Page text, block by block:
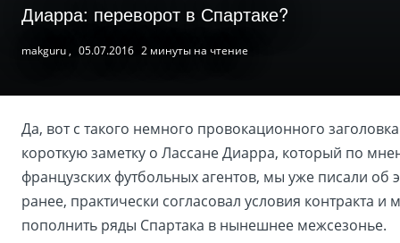
Диарра: переворот в Спартаке?
makguru , 05.07.2016 2 минуты на чтение
Да, вот с такого немного провокационного
короткую заметку о Лассане Диарра, который по
французских футбольных агентов, мы уже писали об
ранее, практически согласовал условия контракта и
пополнить ряды Спартака в нынешнее межсезонье.